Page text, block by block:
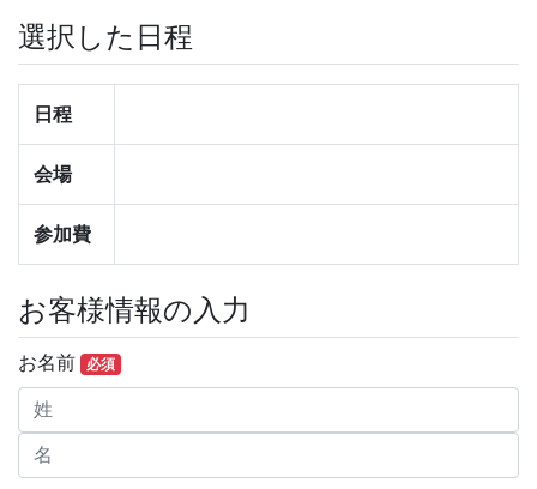
選択した日程
日程
会場
参加費
お客様情報の入力
お名前 必須